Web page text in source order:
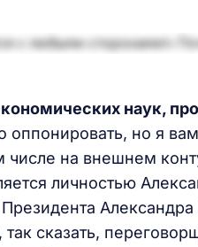
наук,
оппонировать, но я
на внешнем
личностью
так сказать,